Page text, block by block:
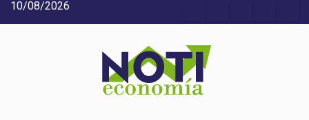
Saltar
al
10/08/2026
Noti-
economía